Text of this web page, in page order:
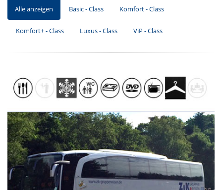
Alle anzeigen Basic - Class Komfort - Class
Komfort+ - Class Luxus - Class ViP - Class